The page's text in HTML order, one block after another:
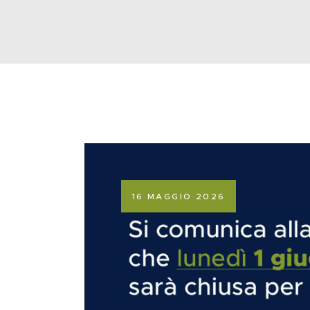
16 MAGGIO 2026